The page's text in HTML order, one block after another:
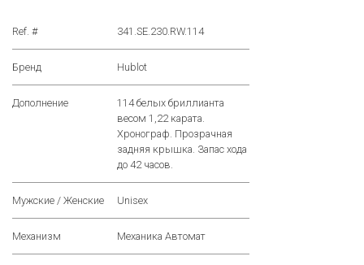
Ref. # 341.SE.230.RW.114
Бренд Hublot
Дополнение
114 белых бриллианта
весом 1,22 каратa.
Хронограф. Прозрачная
задняя крышка. Запас хода
до 42 часов.
Мужские / Женские Unisex
Механизм Механика Автомат